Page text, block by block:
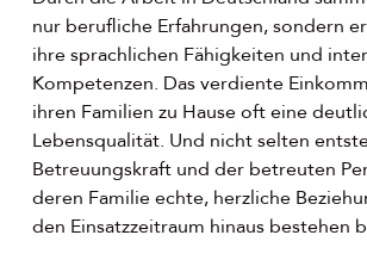
nur berufliche Erfahrungen, sondern
ihre sprachlichen Fähigkeiten und
Kompetenzen. Das verdiente
ihren Familien zu Hause oft eine
Lebensqualität. Und nicht selten
Betreuungskraft und der betreuten
deren Familie echte, herzliche
den Einsatzzeitraum hinaus bestehen